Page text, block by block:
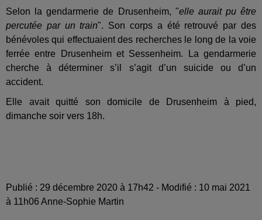
Selon la gendarmerie de Drusenheim, "elle aurait pu être
percutée par un train". Son corps a été retrouvé par des
bénévoles qui effectuaient des recherches le long de la voie
ferrée entre Drusenheim et Sessenheim. La gendarmerie
cherche à déterminer s’il s’agit d’un suicide ou d’un
accident.
Elle avait quitté son domicile de Drusenheim à pied,
dimanche soir vers 18h.
Publié : 29 décembre 2020 à 17h42 - Modifié : 10 mai 2021
à 11h06 Anne-Sophie Martin